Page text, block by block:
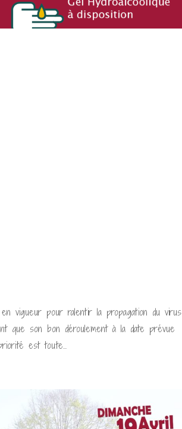
vigueur pour ralentir la propagation du virus
que son bon déroulement à la date prévue
est toute...